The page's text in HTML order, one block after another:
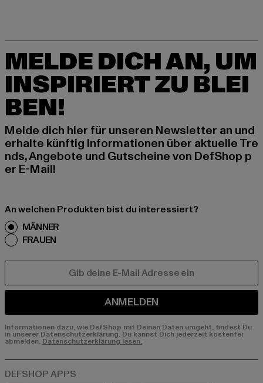
MELDE DICH AN, UM
INSPIRIERT ZU BLEI
BEN!
Melde dich hier für unseren Newsletter an und
erhalte künftig Informationen über aktuelle Tre
nds, Angebote und Gutscheine von DefShop p
er E-Mail!
An welchen Produkten bist du interessiert?
MÄNNER
FRAUEN
ANMELDEN
Informationen dazu, wie DefShop mit Deinen Daten umgeht, findest Du
in unserer Datenschutzerklärung. Du kannst Dich jederzeit kostenfei
abmelden. Datenschutzerklärung lesen.